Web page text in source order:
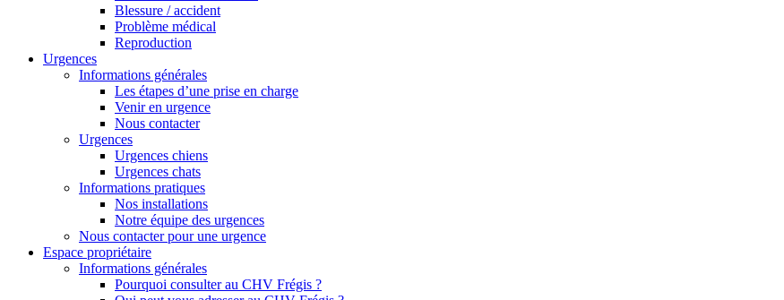
Blessure / accident
Problème médical
Reproduction
Urgences
Informations générales
Les étapes d’une prise en charge
Venir en urgence
Nous contacter
Urgences
Urgences chiens
Urgences chats
Informations pratiques
Nos installations
Notre équipe des urgences
Nous contacter pour une urgence
Espace propriétaire
Informations générales
Pourquoi consulter au CHV Frégis ?